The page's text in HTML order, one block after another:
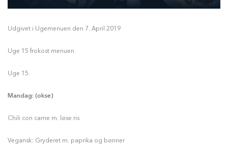
Udgivet i Ugemenuen den 7. April 2019
Uge 15 frokost menuen
Uge 15
Mandag: (okse)
Chili con carne m. løse ris
Vegansk: Gryderet m. paprika og bønner